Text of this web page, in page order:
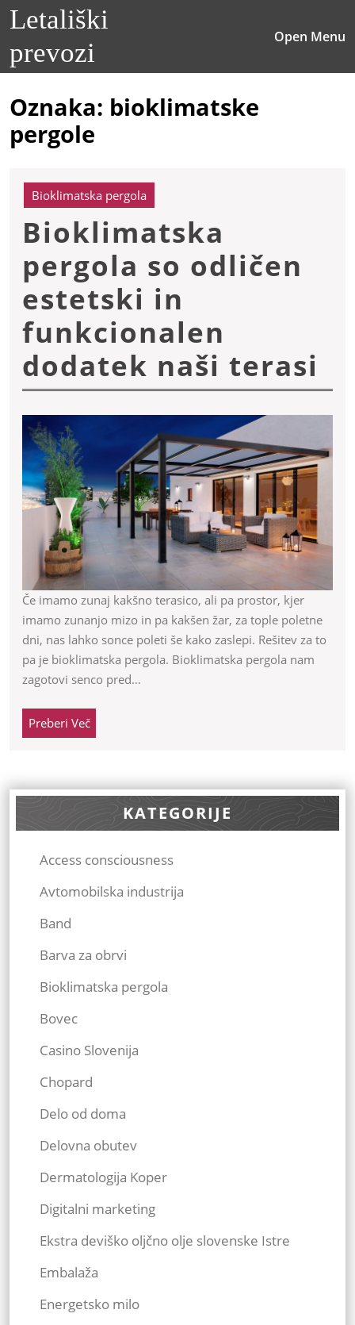
SkipLetališki
prevozi
Open Menu
Oznaka: bioklimatske
pergole
Bioklimatska pergola
Bioklimatska
pergola so odličen
estetski in
funkcionalen
dodatek naši terasi
Če imamo zunaj kakšno terasico, ali pa prostor, kjer
imamo zunanjo mizo in pa kakšen žar, za tople poletne
dni, nas lahko sonce poleti še kako zaslepi. Rešitev za to
pa je bioklimatska pergola. Bioklimatska pergola nam
zagotovi senco pred…
Preberi VečPreberi
Več
KATEGORIJE
Access consciousness
Avtomobilska industrija
Band
Barva za obrvi
Bioklimatska pergola
Bovec
Casino Slovenija
Chopard
Delo od doma
Delovna obutev
Dermatologija Koper
Digitalni marketing
Ekstra deviško oljčno olje slovenske Istre
Embalaža
Energetsko milo